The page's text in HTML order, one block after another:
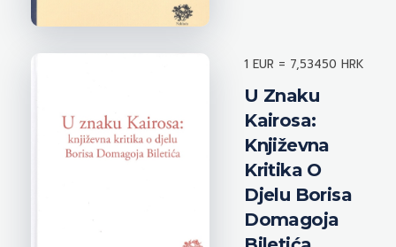
U Znaku
Kairosa:
Književna
Kritika O
Djelu Borisa
Domagoja
1 EUR = 7,53450 HRK